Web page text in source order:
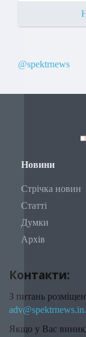
@spektrnews
Новини
Стрічка новин
Статті
Думки
Архів
Контакти:
З питань
Якщо у Вас